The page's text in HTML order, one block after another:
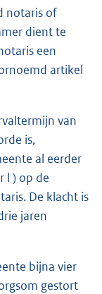
notaris of
dient te
een
artikel
van
is,
al eerder
l ) op de
De klacht is
jaren
bijna vier
gestort